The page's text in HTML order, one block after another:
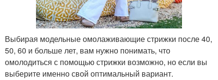
Выбирая модельные омолаживающие стрижки после 40,
50, 60 и больше лет, вам нужно понимать, что
омолодиться с помощью стрижки возможно, но если вы
выберите именно свой оптимальный вариант.